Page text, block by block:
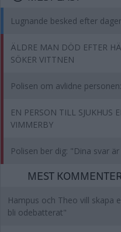
Lugnande besked efter
ÄLDRE MAN DÖD EFTER
SÖKER VITTNEN
Polisen om avlidne
EN PERSON TILL SJUKHUS
VIMMERBY
Polisen ber dig: "Dina svar
MEST
Hampus och Theo vill skapa
bli odebatterat"